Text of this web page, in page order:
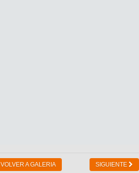
VOLVER A GALERIA SIGUIENTE